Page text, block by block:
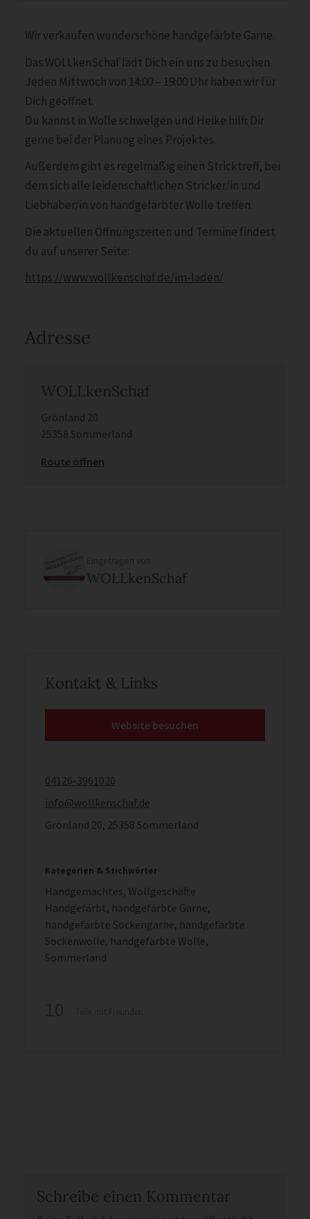
Wir verkaufen wunderschöne handgefärbte Garne.
Das WOLLkenSchaf lädt Dich ein uns zu besuchen.
Jeden Mittwoch von 14:00 – 19:00 Uhr haben wir für
Dich geöffnet.
Du kannst in Wolle schwelgen und Heike hilft Dir
gerne bei der Planung eines Projektes.
Außerdem gibt es regelmäßig einen Stricktreff, bei
dem sich alle leidenschaftlichen Stricker/in und
Liebhaber/in von handgefärbter Wolle treffen.
Die aktuellen Öffnungszeiten und Termine findest
du auf unserer Seite:
https://www.wollkenschaf.de/im-laden/
Adresse
WOLLkenSchaf
Grönland 20
25358 Sommerland
Route öffnen
WOLLkenSchaf
Kontakt & Links
Website besuchen
04126-3961020
info@wollkenschaf.de
Grönland 20, 25358 Sommerland
Kategorien & Stichwörter
Handgemachtes, Wollgeschäfte
Handgefärbt, handgefärbte Garne,
handgefärbte Sockengarne, handgefärbte
Sockenwolle, handgefärbte Wolle,
Sommerland
Schreibe einen Kommentar